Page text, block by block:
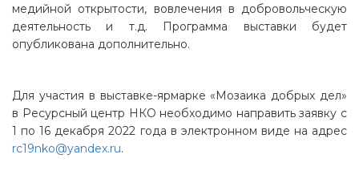
медийной открытости, вовлечения в добровольческую
деятельность и т.д. Программа выставки будет
опубликована дополнительно.
Для участия в выставке-ярмарке «Мозаика добрых дел»
в Ресурсный центр НКО необходимо направить заявку с
1 по 16 декабря 2022 года в электронном виде на адрес
rc19nko@yandex.ru.